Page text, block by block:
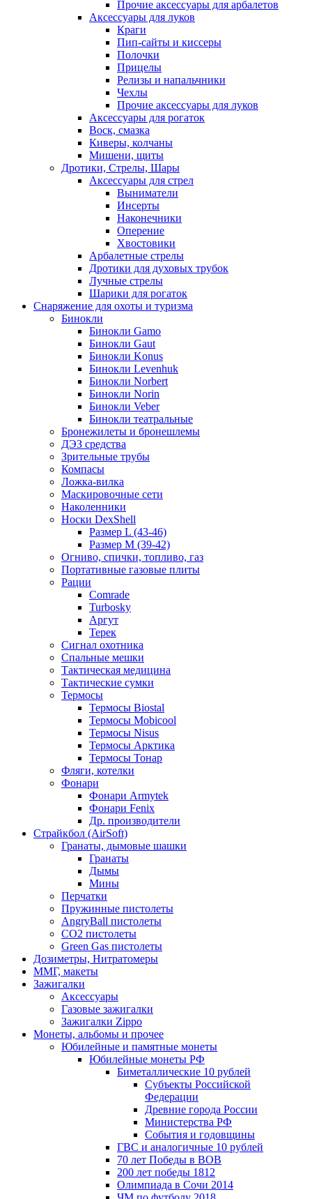
Прочие аксессуары для арбалетов
Аксессуары для луков
Краги
Пип-сайты и киссеры
Полочки
Прицелы
Релизы и напальчники
Чехлы
Прочие аксессуары для луков
Аксессуары для рогаток
Воск, смазка
Киверы, колчаны
Мишени, щиты
Дротики, Стрелы, Шары
Аксессуары для стрел
Выниматели
Инсерты
Наконечники
Оперение
Хвостовики
Арбалетные стрелы
Дротики для духовых трубок
Лучные стрелы
Шарики для рогаток
Снаряжение для охоты и туризма
Бинокли
Бинокли Gamo
Бинокли Gaut
Бинокли Konus
Бинокли Levenhuk
Бинокли Norbert
Бинокли Norin
Бинокли Veber
Бинокли театральные
Бронежилеты и бронешлемы
ДЭЗ средства
Зрительные трубы
Компасы
Ложка-вилка
Маскировочные сети
Наколенники
Носки DexShell
Размер L (43-46)
Размер M (39-42)
Огниво, спички, топливо, газ
Портативные газовые плиты
Рации
Comrade
Turbosky
Аргут
Терек
Сигнал охотника
Спальные мешки
Тактическая медицина
Тактические сумки
Термосы
Термосы Biostal
Термосы Mobicool
Термосы Nisus
Термосы Арктика
Термосы Тонар
Фляги, котелки
Фонари
Фонари Armytek
Фонари Fenix
Др. производители
Страйкбол (AirSoft)
Гранаты, дымовые шашки
Гранаты
Дымы
Мины
Перчатки
Пружинные пистолеты
AngryBall пистолеты
CO2 пистолеты
Green Gas пистолеты
Дозиметры, Нитратомеры
ММГ, макеты
Зажигалки
Аксессуары
Газовые зажигалки
Зажигалки Zippo
Монеты, альбомы и прочее
Юбилейные и памятные монеты
Юбилейные монеты РФ
Биметаллические 10 рублей
Субъекты Российской
Федерации
Древние города России
Министерства РФ
События и годовщины
ГВС и аналогичные 10 рублей
70 лет Победы в ВОВ
200 лет победы 1812
Олимпиада в Сочи 2014